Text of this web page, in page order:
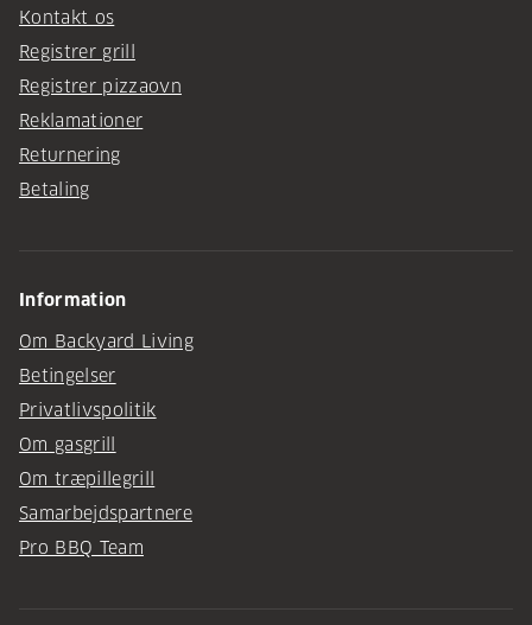
Kontakt os
Registrer grill
Registrer pizzaovn
Reklamationer
Returnering
Betaling
Information
Om Backyard Living
Betingelser
Privatlivspolitik
Om gasgrill
Om træpillegrill
Samarbejdspartnere
Pro BBQ Team